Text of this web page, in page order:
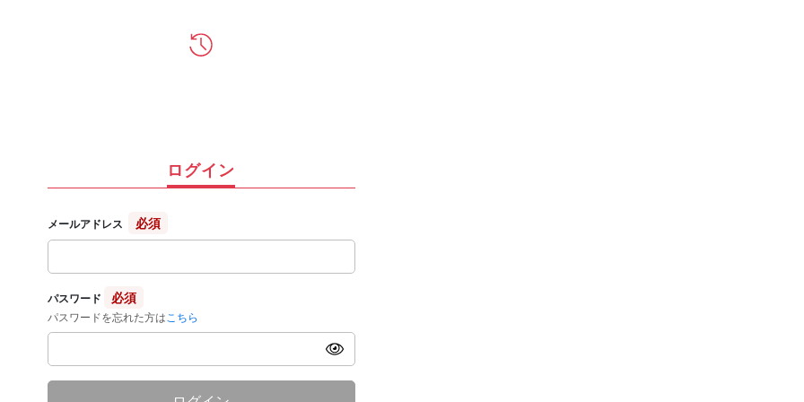
ログイン
メールアドレス 必須
パスワード 必須
パスワードを忘れた方は こちら